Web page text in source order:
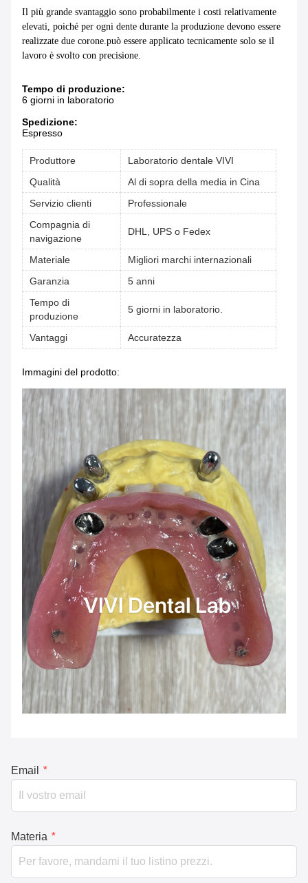
Il più grande svantaggio sono probabilmente i costi relativamente
elevati, poiché per ogni dente durante la produzione devono essere
realizzate due corone.può essere applicato tecnicamente solo se il
lavoro è svolto con precisione.
Tempo di produzione:
6 giorni in laboratorio
Spedizione:
Espresso
Produttore
Laboratorio dentale VIVI
Qualità
Al di sopra della media in Cina
Servizio clienti
Professionale
Compagnia di
navigazione
DHL, UPS o Fedex
Materiale
Migliori marchi internazionali
Garanzia
5 anni
Tempo di
produzione
5 giorni in laboratorio.
Vantaggi Accuratezza
Immagini del prodotto:
Email *
Materia *